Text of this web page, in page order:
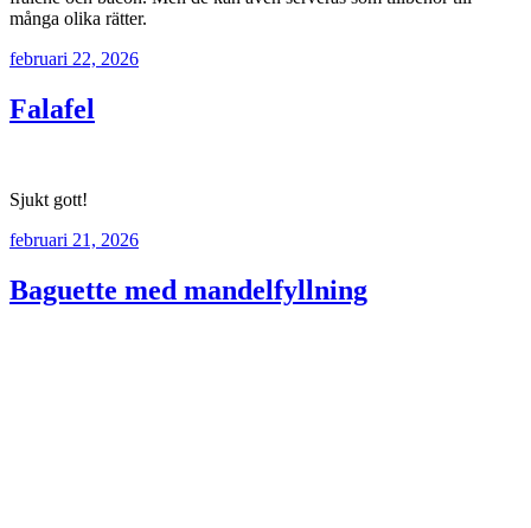
många olika rätter.
februari 22, 2026
Falafel
Sjukt gott!
februari 21, 2026
Baguette med mandelfyllning